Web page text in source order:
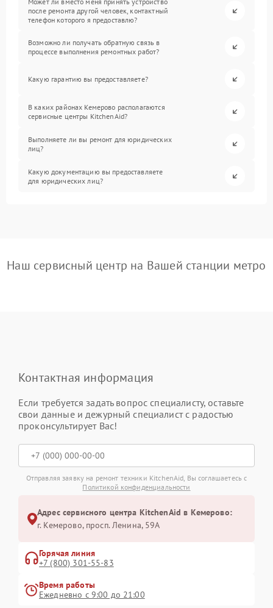
после ремонта другой человек, контактный
телефон которого я предоставлю?
Возможно ли получать обратную связь в
процессе выполнения ремонтных работ?
Какую гарантию вы предоставляете?
В каких районах Кемерово располагаются
сервисные центры KitchenAid?
Выполняете ли вы ремонт для юридических
лиц?
Какую документацию вы предоставляете
для юридических лиц?
Наш сервисный центр на Вашей станции метро
Контактная информация
Если требуется задать вопрос специалисту, оставьте
свои данные и дежурный специалист с радостью
проконсультирует Вас!
Отправляя заявку на ремонт техники KitchenAid, Вы соглашаетесь с
Политикой конфиденциальности
Адрес сервисного центра KitchenAid в Кемерово:
г. Кемерово, просп. Ленина, 59А
Горячая линия
+7 (800) 301-55-83
Время работы
Ежедневно с 9:00 до 21:00